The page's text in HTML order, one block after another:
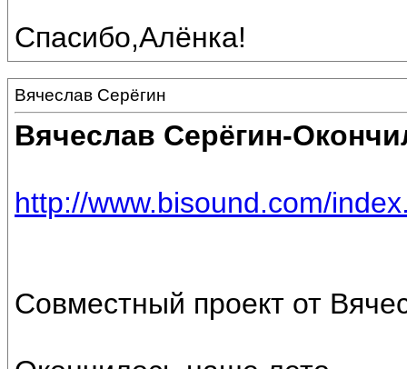
Спасибо,Алёнка!
Вячеслав Серёгин
Вячеслав Серёгин-
http://www.bisound.com/
Совместный проект от